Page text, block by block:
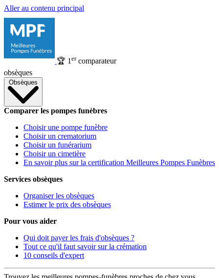
Aller au contenu principal
🏆 1 ercomparateur
obsèques
Obsèques
Comparer les pompes funèbres
Choisir une pompe funèbre
Choisir un crematorium
Choisir un funérarium
Choisir un cimetière
En savoir plus sur la certification Meilleures Pompes Funèbres
Services obsèques
Organiser les obsèques
Estimer le prix des obsèques
Pour vous aider
Qui doit payer les frais d'obsèques ?
Tout ce qu'il faut savoir sur la crémation
10 conseils d'expert